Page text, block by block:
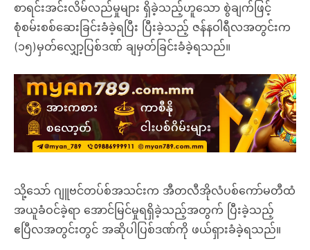
စာရင်းအင်းလိမ်လည်မှုများ ရှိခဲ့သည့်ဟူသော စွဲချက်ဖြင့်
စုံစမ်းစစ်ဆေးခြင်းခံခဲ့ရပြီး ပြီးခဲ့သည့် ဇန်နဝါရီလအတွင်းက
(၁၅)မှတ်လျှော့ပြစ်ဒဏ် ချမှတ်ခြင်းခံခဲ့ရသည်။
သို့သော် ဂျူဗင်တပ်စ်အသင်းက အီတလီအိုလံပစ်ကော်မတီထံ
အယူခံဝင်ခဲ့ရာ အောင်မြင်မှုရရှိခဲ့သည့်အတွက် ပြီးခဲ့သည့်
ဧပြီလအတွင်းတွင် အဆိုပါပြစ်ဒဏ်ကို ဖယ်ရှားခံခဲ့ရသည်။